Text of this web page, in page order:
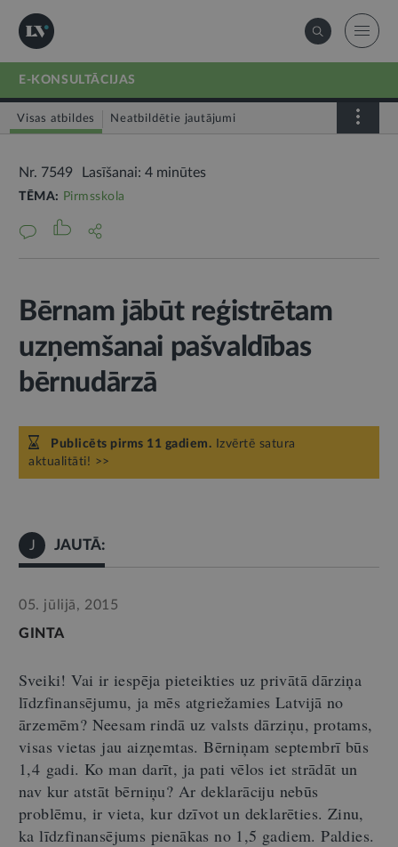
E-KONSULTĀCIJAS
Visas atbildes Neatbildētie jautājumi
Nr. 7549 Lasīšanai: 4 minūtes
TĒMA: Pirmsskola
Bērnam jābūt reģistrētam
uzņemšanai pašvaldības
bērnudārzā
Publicēts pirms 11 gadiem. Izvērtē satura
aktualitāti! >>
J JAUTĀ:
05. jūlijā, 2015
GINTA
Sveiki! Vai ir iespēja pieteikties uz privātā dārziņa
līdzfinansējumu, ja mēs atgriežamies Latvijā no
ārzemēm? Neesam rindā uz valsts dārziņu, protams,
visas vietas jau aizņemtas. Bērniņam septembrī būs
1,4 gadi. Ko man darīt, ja pati vēlos iet strādāt un
nav kur atstāt bērniņu? Ar deklarāciju nebūs
problēmu, ir vieta, kur dzīvot un deklarēties. Zinu,
ka līdzfinansējums pienākas no 1,5 gadiem. Paldies.